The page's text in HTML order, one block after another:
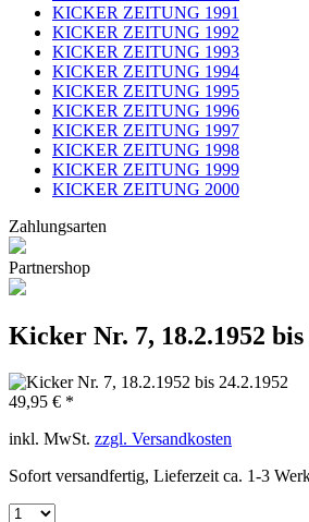
KICKER ZEITUNG 1991
KICKER ZEITUNG 1992
KICKER ZEITUNG 1993
KICKER ZEITUNG 1994
KICKER ZEITUNG 1995
KICKER ZEITUNG 1996
KICKER ZEITUNG 1997
KICKER ZEITUNG 1998
KICKER ZEITUNG 1999
KICKER ZEITUNG 2000
Zahlungsarten
Partnershop
Kicker Nr. 7, 18.2.1952 bis
49,95 € *
inkl. MwSt. zzgl. Versandkosten
Sofort versandfertig, Lieferzeit ca. 1-3